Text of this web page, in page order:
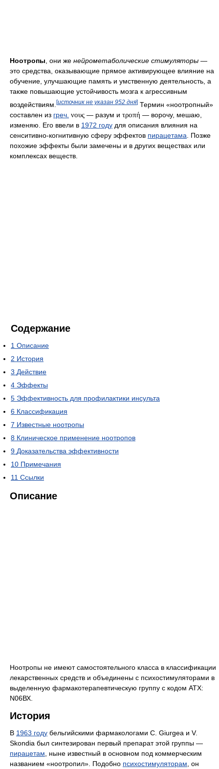
Ноотропы , они же нейрометаболические стимуляторы —
это средства, оказывающие прямое активирующее влияние на
обучение, улучшающие память и умственную деятельность, а
также повышающие устойчивость мозга к агрессивным
воздействиям. [источник не указан 952 дня] Термин «ноотропный»
составлен из греч. νους — разум и τροπή — ворочу, мешаю,
изменяю. Его ввели в 1972 году для описания влияния на
сенситивно-когнитивную сферу эффектов пирацетама . Позже
похожие эффекты были замечены и в других веществах или
комплексах веществ.
Содержание
1 Описание
2 История
3 Действие
4 Эффекты
5 Эффективность для профилактики инсульта
6 Классификация
7 Известные ноотропы
8 Клиническое применение ноотропов
9 Доказательства эффективности
10 Примечания
11 Ссылки
Описание
Ноотропы не имеют самостоятельного класса в классификации
лекарственных средств и объединены с психостимуляторами в
выделенную фармакотерапевтическую группу с кодом АТХ:
N06ВХ.
История
В 1963 году бельгийскими фармакологами С. Giurgea и V.
Skondia был синтезирован первый препарат этой группы —
пирацетам , ныне известный в основном под коммерческим
названием «ноотропил». Подобно психостимуляторам , он